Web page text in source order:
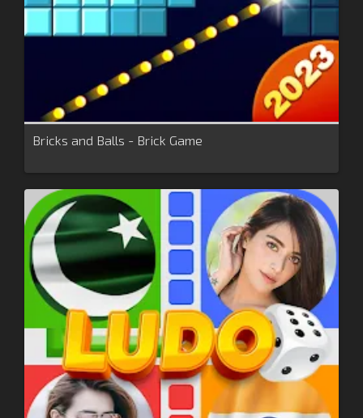
Bricks and Balls - Brick Game